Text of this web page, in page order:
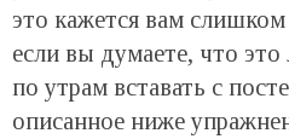
это кажется вам
если вы думаете, что
по утрам вставать с
описанное ниже